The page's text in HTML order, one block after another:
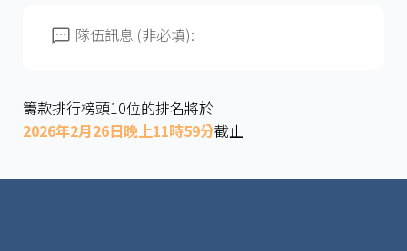
隊伍訊息 (非必填):
籌款排行榜頭10位的排名將於
2026年2月26日晚上11時59分截止